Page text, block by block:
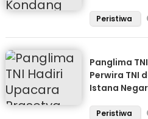
Peristiwa
Panglima
Perwira TNI
Istana
Peristiwa